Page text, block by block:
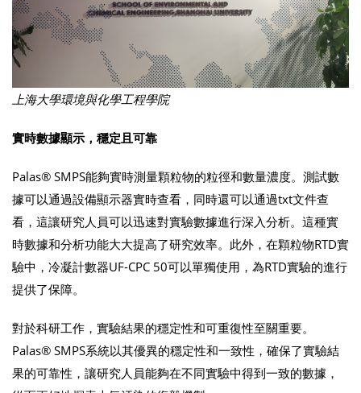
上海大學環境與化學工程學院
實時數據顯示，穩定且可靠
Palas® SMPS能夠實時測量顆粒物的粒徑和數量濃度。測試數
據可以通過設備顯示器實時查看，同時還可以通過txt文件查
看，這讓研究人員可以迅速對實驗數據進行深入分析。這種實
時數據和分析功能大大提高了研究效率。此外，在顆粒物RTD實
驗中，冷凝計數器UF-CPC 50可以單獨使用，為RTD實驗的進行
提供了保障。
對於科研工作，實驗結果的穩定性和可重復性至關重要。
Palas® SMPS系統以其優異的穩定性和一致性，確保了實驗結
果的可靠性，讓研究人員能夠在不同實驗中得到一致的數據，